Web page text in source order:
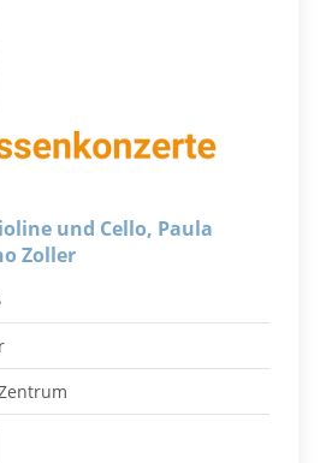
und Cello, Paula
Zoller